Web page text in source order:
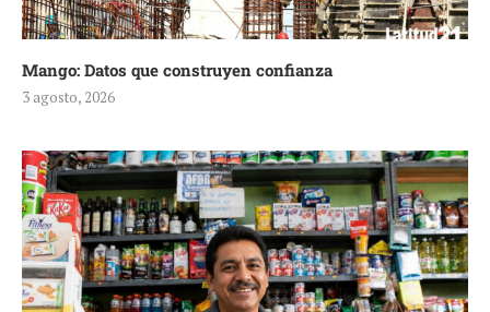
Mango: Datos que construyen confianza
3 agosto, 2026